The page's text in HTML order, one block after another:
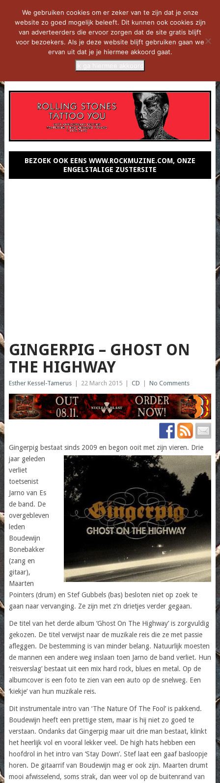
BEZOEK OOK EENS WWW.ROCKMUZINE.COM, ONZE
ENGELSTALIGE ZUSTERSITE
GINGERPIG – GHOST ON
THE HIGHWAY
Esther Kessel-Tamerus 22 March 2015 CD No Comments
Gingerpig bestaat sinds 2009 en begon ooit met zijn vieren. Drie
jaar geleden
verliet
toetsenist
Jarno van Es
de band. De
overgebleven
leden
Boudewijn
Bonebakker
(zang en
gitaar),
Maarten
Pointers (drum) en Stef Gubbels (bas) besloten niet op zoek te
gaan naar vervanging. Ze zijn met z’n drietjes verder gegaan.
De titel van het derde album ‘Ghost On The Highway’ is zorgvuldig
gekozen. De titel verwijst naar de muzikale reis die ze met passie
afleggen. De bestemming is van minder belang. Natuurlijk moesten
de mannen een andere weg inslaan toen Jarno de band verliet. Hun
‘reisverslag’ bestaat uit een mix hard rock, blues en metal. Op de
albumcover is een foto te zien van een auto op de snelweg. Een
‘kiekje’ van hun muzikale reis.
Dit instrumentale intro van ‘The Nature Of The Fool’ is pakkend.
Boudewijn heeft een prettige stem, maar is hij niet zo goed te
verstaan. Ondanks dat Gingerpig maar uit drie man bestaat, klinkt
het heerlijk vol en vooral lekker veel. De high hats hebben een
hoofdrol in het intro van ‘Stay Down’. Stef laat een gaaf basloopje
horen. De gitaarrif van Boudewijn mag er ook zijn. Maarten drumt
mooi afwisselend, soms strak, dan weer vol op de buitenrand van
We gebruiken cookies om er zeker van te zijn dat je onze
website zo goed mogelijk beleeft. Dit kunnen ook cookies zijn
van adverteerders die ervoor zorgen dat de site gratis blijft
voor bezoekers. Als je deze website blijft gebruiken gaan we
ervan uit dat je je hiermee akkoord gaat.
Ik ga hiermee akkoord